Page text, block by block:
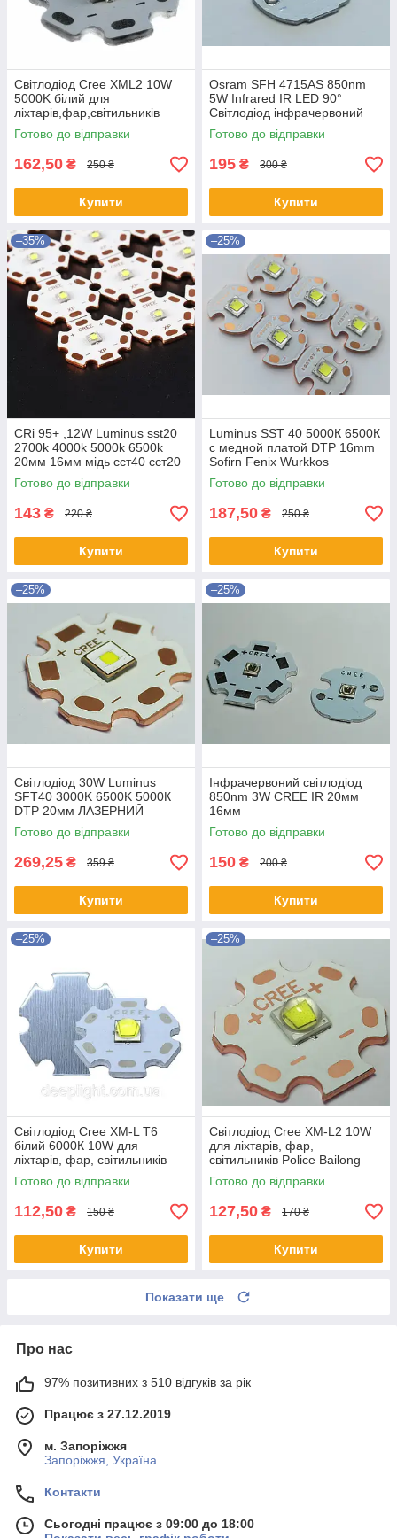
Світлодіод Cree XML2 10W
5000K білий для
ліхтарів,фар,світильників
Готово до відправки
162,50 ₴ 250 ₴
Купити
Osram SFH 4715AS 850nm
5W Infrared IR LED 90°
Світлодіод інфрачервоний
Готово до відправки
195 ₴ 300 ₴
Купити
–35%
CRi 95+ ,12W Luminus sst20
2700k 4000k 5000k 6500k
20мм 16мм мідь сст40 сст20
Готово до відправки
143 ₴ 220 ₴
Купити
–25%
Luminus SST 40 5000К 6500К
с медной платой DTP 16mm
Sofirn Fenix Wurkkos
Готово до відправки
187,50 ₴ 250 ₴
Купити
–25%
Світлодіод 30W Luminus
SFT40 3000K 6500K 5000К
DTP 20мм ЛАЗЕРНИЙ
Готово до відправки
269,25 ₴ 359 ₴
Купити
–25%
Інфрачервоний світлодіод
850nm 3W CREE IR 20мм
16мм
Готово до відправки
150 ₴ 200 ₴
Купити
–25%
Світлодіод Cree XM-L T6
білий 6000К 10W для
ліхтарів, фар, світильників
Police Bailong
Готово до відправки
112,50 ₴ 150 ₴
Купити
–25%
Світлодіод Cree XM-L2 10W
для ліхтарів, фар,
світильників Police Bailong
Готово до відправки
127,50 ₴ 170 ₴
Купити
Показати ще
Про нас
97% позитивних з 510 відгуків за рік
Працює з 27.12.2019
м. Запоріжжя
Запоріжжя, Україна
Контакти
Сьогодні працює з 09:00 до 18:00